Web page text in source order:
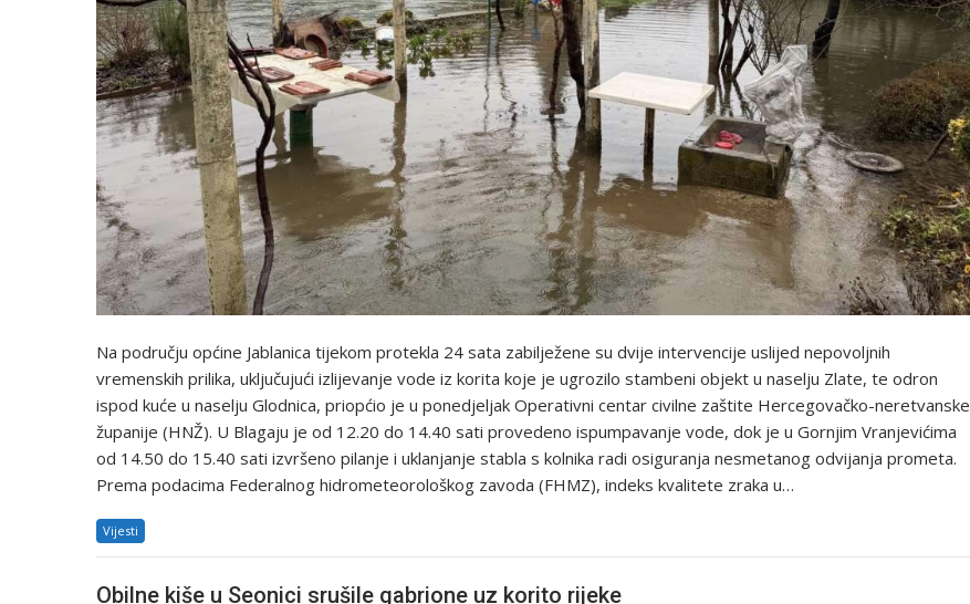
Na području općine Jablanica tijekom protekla 24 sata zabilježene su dvije intervencije uslijed nepovoljnih
vremenskih prilika, uključujući izlijevanje vode iz korita koje je ugrozilo stambeni objekt u naselju Zlate, te odron
ispod kuće u naselju Glodnica, priopćio je u ponedjeljak Operativni centar civilne zaštite Hercegovačko-neretvanske
županije (HNŽ). U Blagaju je od 12.20 do 14.40 sati provedeno ispumpavanje vode, dok je u Gornjim Vranjevićima
od 14.50 do 15.40 sati izvršeno pilanje i uklanjanje stabla s kolnika radi osiguranja nesmetanog odvijanja prometa.
Prema podacima Federalnog hidrometeorološkog zavoda (FHMZ), indeks kvalitete zraka u…
Vijesti
Obilne kiše u Seonici srušile gabrione uz korito rijeke